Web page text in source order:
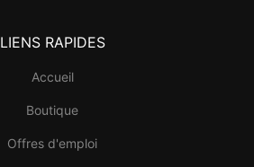
LIENS RAPIDES
Accueil
Boutique
Offres d'emploi